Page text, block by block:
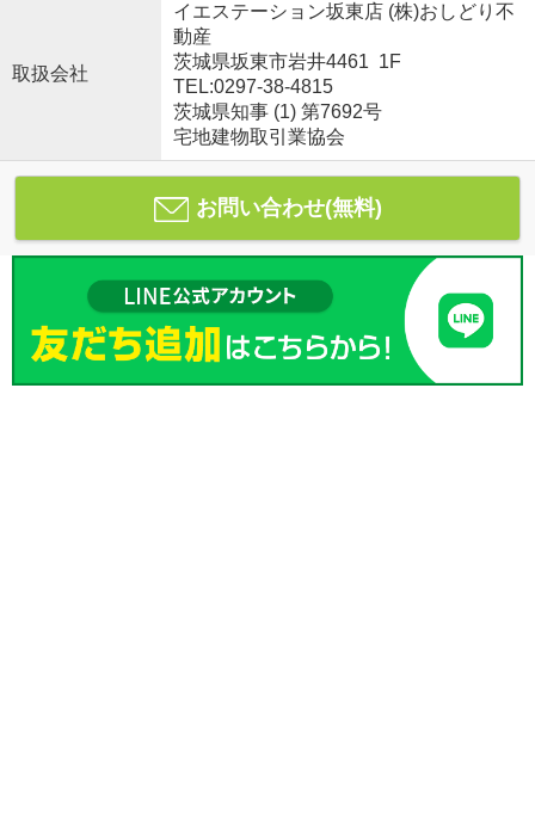
取扱会社
イエステーション坂東店 (株)おしどり不
動産
茨城県坂東市岩井4461 1F
TEL:0297-38-4815
茨城県知事 (1) 第7692号
宅地建物取引業協会
お問い合わせ(無料)